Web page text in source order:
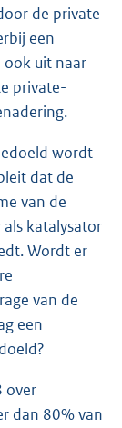
de private
een
ook uit naar
private-
wordt
dat de
van de
katalysator
Wordt er
van de
een
over
dan 80% van